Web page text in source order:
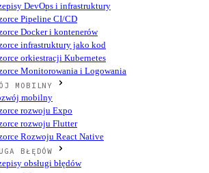
DevOps i infrastruktury
Pipeline CI/CD
Docker i kontenerów
infrastruktury jako kod
orkiestracji Kubernetes
Monitorowania i Logowania
MOBILNY
mobilny
rozwoju Expo
rozwoju Flutter
Rozwoju React Native
BŁĘDÓW
obsługi błędów